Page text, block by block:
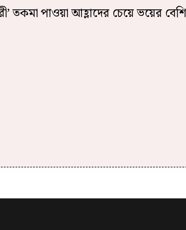
তকমা পাওয়া আহ্লাদের চেয়ে ভয়ের